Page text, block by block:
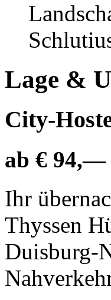
Lage &
City-
ab € 94,—
Ihr
Thyssen
Duisburg-